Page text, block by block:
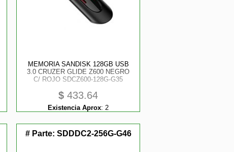
MEMORIA SANDISK 128GB USB
3.0 CRUZER GLIDE Z600 NEGRO
C/ ROJO SDCZ600-128G-G35
$ 433.64
Existencia Aprox: 2
# Parte: SDDDC2-256G-G46